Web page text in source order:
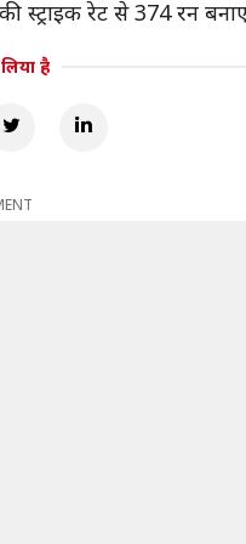
रेट से 374 रन
है